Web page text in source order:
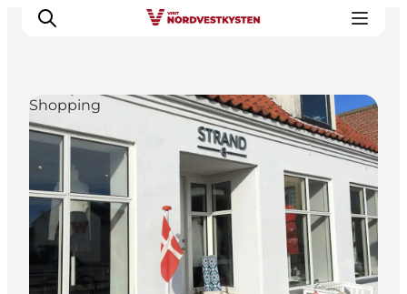
Feriesteder
Inspiration
Handicapvenlig ferie
Events
Overnatning
Planlæg din ferie
Shopping